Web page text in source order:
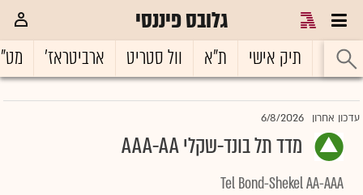
גלובס פיננסי
ראשי תיק אישי ת"א וול סטריט ארביטראז'
עדכון אחרון 6/8/2026
מדד תל בונד-שקלי AAA-AA
Tel Bond-Shekel AA-AAA